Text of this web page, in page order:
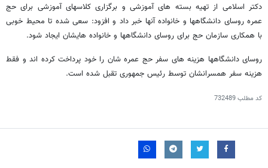
دکتر اسلامی از تهیه بسته های آموزشی و برگزاری کلاسهای آموزشی برای حج
عمره روسای دانشگاهها و خانواده آنها خبر داد و افزود: سعی شده تا محیط خوبی
با همکاری سازمان حج برای روسای دانشگاهها و خانواده هایشان ایجاد شود.
روسای دانشگاهها هزینه های سفر حج عمره شان را خود پرداخت کرده اند و فقط
هزینه سفر همسرانشان توسط رئیس جمهوری تقبل شده است.
کد مطلب732489